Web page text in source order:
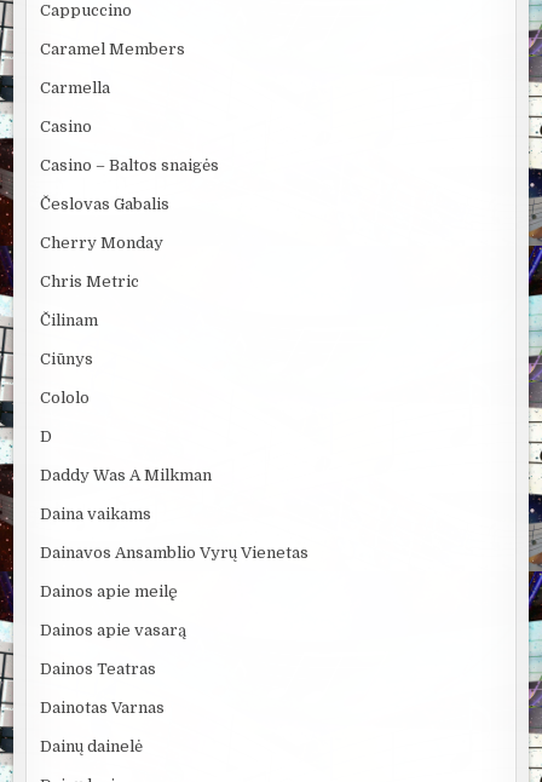
Cappuccino
Caramel Members
Carmella
Casino
Casino – Baltos snaigės
Česlovas Gabalis
Cherry Monday
Chris Metric
Čilinam
Ciūnys
Cololo
D
Daddy Was A Milkman
Daina vaikams
Dainavos Ansamblio Vyrų Vienetas
Dainos apie meilę
Dainos apie vasarą
Dainos Teatras
Dainotas Varnas
Dainų dainelė